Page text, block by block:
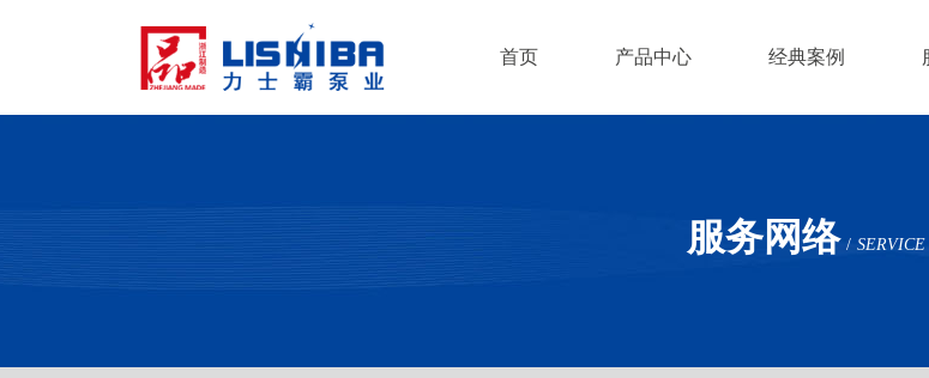
首页 产品中心 经典案例
服务网络 / SERVICE